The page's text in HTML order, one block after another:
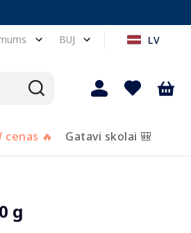
BUJ LV
cenas 🔥 Gatavi skolai 🎒
g